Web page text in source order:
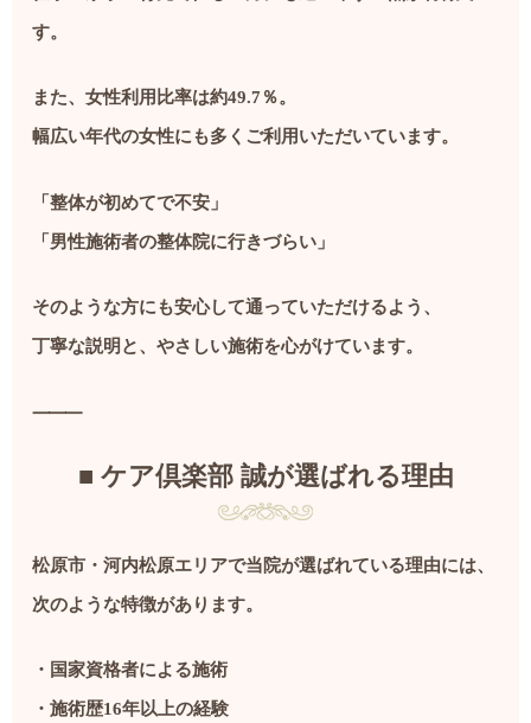
す。
また、女性利用比率は約49.7％。
幅広い年代の女性にも多くご利用いただいています。
「整体が初めてで不安」
「男性施術者の整体院に行きづらい」
そのような方にも安心して通っていただけるよう、
丁寧な説明と、やさしい施術を心がけています。
⸻
■ ケア倶楽部 誠が選ばれる理由
松原市・河内松原エリアで当院が選ばれている理由には、
次のような特徴があります。
・国家資格者による施術
・施術歴16年以上の経験